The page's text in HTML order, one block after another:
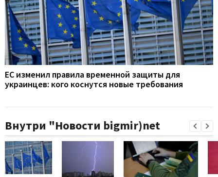
ЕС изменил правила временной защиты для
украинцев: кого коснутся новые требования
Внутри "Новости bigmir)net